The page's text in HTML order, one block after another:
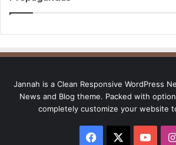
Jannah is a Clean Responsive WordPress
News and Blog theme. Packed with
completely customize your website
Facebook